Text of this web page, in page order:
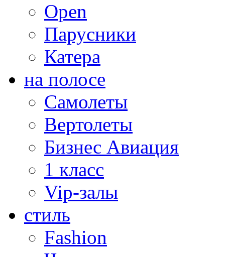
Open
Парусники
Катера
на полосе
Самолеты
Вертолеты
Бизнес Авиация
1 класс
Vip-залы
стиль
Fashion